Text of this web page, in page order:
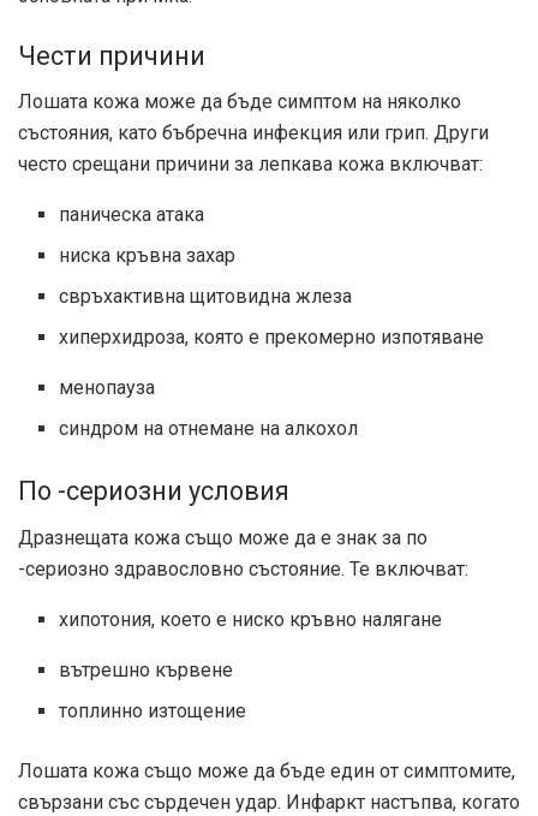
Чести причини
Лошата кожа може да бъде симптом на няколко
състояния, като бъбречна инфекция или грип. Други
често срещани причини за лепкава кожа включват:
паническа атака
ниска кръвна захар
свръхактивна щитовидна жлеза
хиперхидроза, която е прекомерно изпотяване
менопауза
синдром на отнемане на алкохол
По -сериозни условия
Дразнещата кожа също може да е знак за по
-сериозно здравословно състояние. Те включват:
хипотония, което е ниско кръвно налягане
вътрешно кървене
топлинно изтощение
Лошата кожа също може да бъде един от симптомите,
свързани със сърдечен удар. Инфаркт настъпва, когато